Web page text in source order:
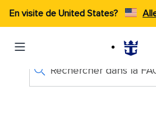
En visite de United States?
Rechercher dans la